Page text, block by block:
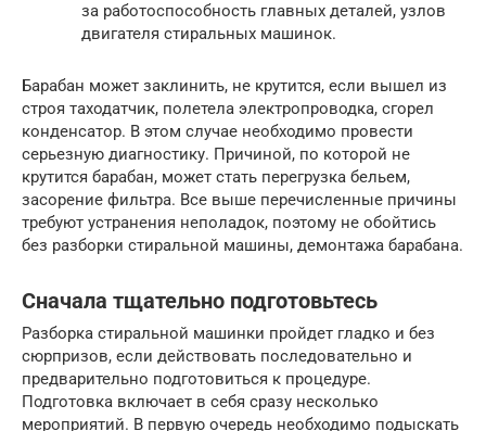
за работоспособность главных деталей, узлов
двигателя стиральных машинок.
Барабан может заклинить, не крутится, если вышел из
строя таходатчик, полетела электропроводка, сгорел
конденсатор. В этом случае необходимо провести
серьезную диагностику. Причиной, по которой не
крутится барабан, может стать перегрузка бельем,
засорение фильтра. Все выше перечисленные причины
требуют устранения неполадок, поэтому не обойтись
без разборки стиральной машины, демонтажа барабана.
Сначала тщательно подготовьтесь
Разборка стиральной машинки пройдет гладко и без
сюрпризов, если действовать последовательно и
предварительно подготовиться к процедуре.
Подготовка включает в себя сразу несколько
мероприятий. В первую очередь необходимо подыскать